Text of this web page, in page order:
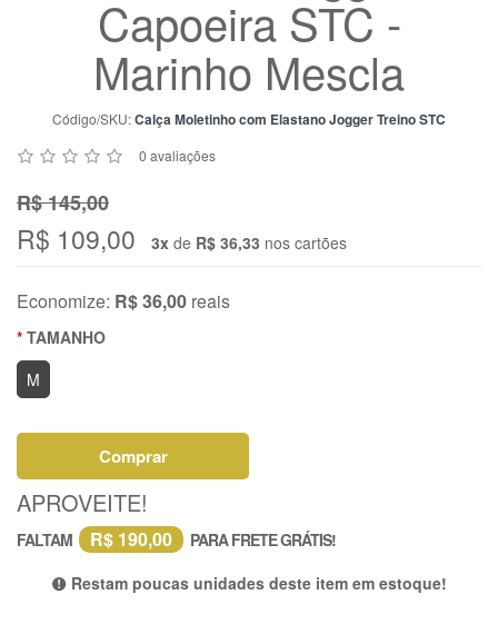
Capoeira STC -
Marinho Mescla
Código/SKU:Calça Moletinho com Elastano Jogger Treino STC
0 avaliações
R$ 145,00
R$ 109,00 3x de R$ 36,33 nos cartões
Economize: R$ 36,00 reais
TAMANHO
M
Comprar
APROVEITE!
FALTAM R$ 190,00
PARA FRETE GRÁTIS!
Restam poucas unidades deste item em estoque!